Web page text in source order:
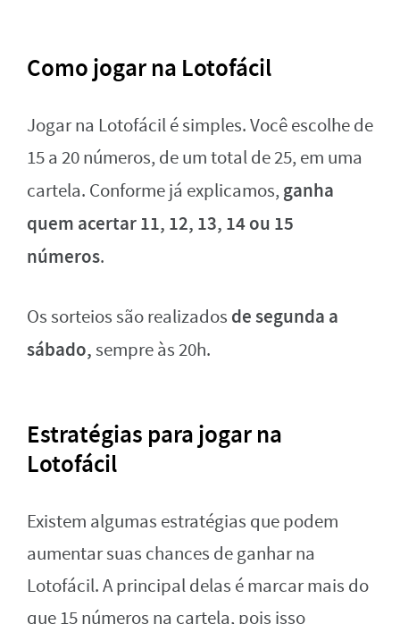
Como jogar na Lotofácil
Jogar na Lotofácil é simples. Você escolhe de
15 a 20 números, de um total de 25, em uma
cartela. Conforme já explicamos, ganha
quem acertar 11, 12, 13, 14 ou 15
números.
Os sorteios são realizados de segunda a
sábado,sempre às 20h.
Estratégias para jogar na
Lotofácil
Existem algumas estratégias que podem
aumentar suas chances de ganhar na
Lotofácil. A principal delas é marcar mais do
que 15 números na cartela, pois isso